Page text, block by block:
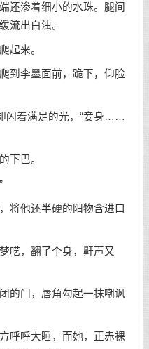
还渗着细小的水珠。腿间
流出白浊。
来。
李墨面前，跪下，仰脸
闪着满足的光，“妾身……
巴。
他还半硬的阳物含进口
，翻了个身，鼾声又
门，唇角勾起一抹嘲讽
呼大睡，而她，正赤裸